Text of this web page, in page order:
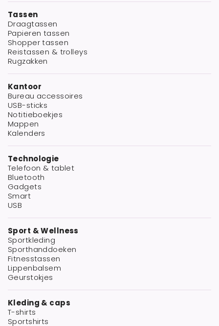
Tassen
Draagtassen
Papieren tassen
Shopper tassen
Reistassen & trolleys
Rugzakken
Kantoor
Bureau accessoires
USB-sticks
Notitieboekjes
Mappen
Kalenders
Technologie
Telefoon & tablet
Bluetooth
Gadgets
Smart
USB
Sport & Wellness
Sportkleding
Sporthanddoeken
Fitnesstassen
Lippenbalsem
Geurstokjes
Kleding & caps
T-shirts
Sportshirts